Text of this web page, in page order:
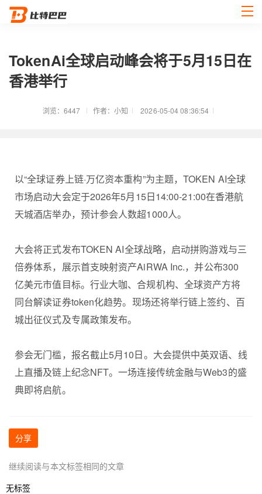
TokenAi全球启动峰会将于5月15日在
香港举行
浏览：6447 作者：小知 2026-05-04 08:36:54
以“全球证券上链·万亿资本重构”为主题，TOKEN AI全球
市场启动大会定于2026年5月15日14:00-21:00在香港航
天城酒店举办，预计参会人数超1000人。
大会将正式发布TOKEN AI全球战略，启动拼购游戏与三
倍券体系，展示首支映射资产AiRWA Inc.，并公布300
亿美元市值目标。行业大咖、合规机构、全球资产方将
同台解读证券token化趋势。现场还将举行链上签约、百
城出征仪式及专属政策发布。
参会无门槛，报名截止5月10日。大会提供中英双语、线
上直播及链上纪念NFT。一场连接传统金融与Web3的盛
典即将启航。
分享
继续阅读与本文标签相同的文章
无标签